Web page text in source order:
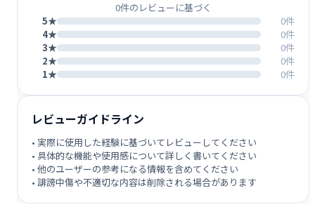
0件のレビューに基づく
5★
0件
4★
0件
3★
0件
2★
0件
1★
0件
レビューガイドライン
• 実際に使用した経験に基づいてレビューしてください
• 具体的な機能や使用感について詳しく書いてください
• 他のユーザーの参考になる情報を含めてください
• 誹謗中傷や不適切な内容は削除される場合があります